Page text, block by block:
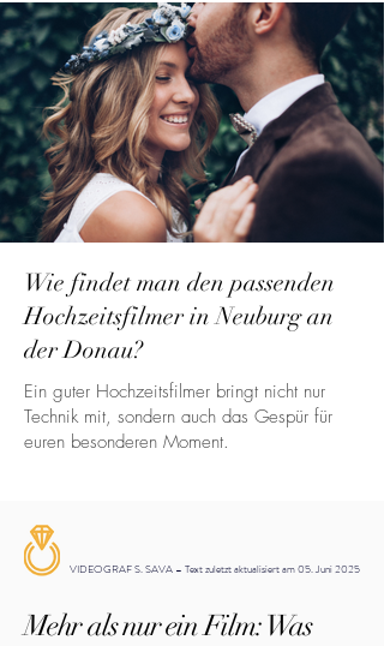
Wie findet man den passenden
Hochzeitsfilmer in Neuburg an
der Donau?
Ein guter Hochzeitsfilmer bringt nicht nur
Technik mit, sondern auch das Gespür für
euren besonderen Moment.
VIDEOGRAF S. SAVA – Text zuletzt aktualisiert am 05. Juni 2025
Mehr als nur ein Film: Was